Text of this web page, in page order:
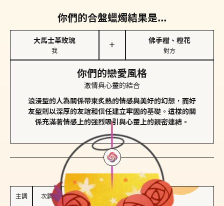
你們的合盤蠟燭結果是...
大馬士革玫瑰
我
＋
佛手柑、橙花
對方
你們的戀愛風格
激情與心靈的結合
浪漫型的人為關係帶來炙熱的情感與美好的幻想，而好
友型則以深厚的友誼和信任建立牢固的基礎。這樣的關
係充滿著情感上的強烈吸引與心靈上的親密連結。
對方的主調蠟燭是...
主調 次調